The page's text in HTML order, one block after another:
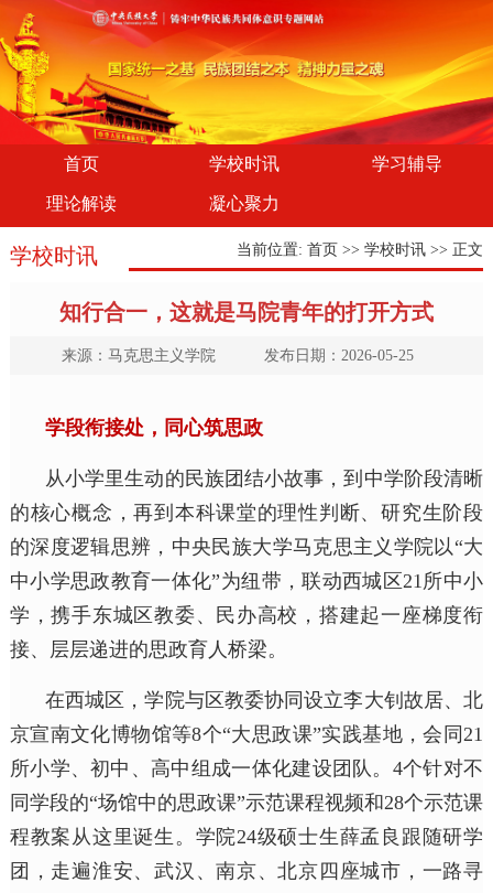
首页 学校时讯 学习辅导
理论解读 凝心聚力
学校时讯 当前位置:首页 >>学校时讯 >> 正文
知行合一，这就是马院青年的打开方式
来源：马克思主义学院 发布日期：2026-05-25
学段衔接处，同心筑思政
从小学里生动的民族团结小故事，到中学阶段清晰
的核心概念，再到本科课堂的理性判断、研究生阶段
的深度逻辑思辨，中央民族大学马克思主义学院以“大
中小学思政教育一体化”为纽带，联动西城区21所中小
学，携手东城区教委、民办高校，搭建起一座梯度衔
接、层层递进的思政育人桥梁。
在西城区，学院与区教委协同设立李大钊故居、北
京宣南文化博物馆等8个“大思政课”实践基地，会同21
所小学、初中、高中组成一体化建设团队。4个针对不
同学段的“场馆中的思政课”示范课程视频和28个示范课
程教案从这里诞生。学院24级硕士生薛孟良跟随研学
团，走遍淮安、武汉、南京、北京四座城市，一路寻